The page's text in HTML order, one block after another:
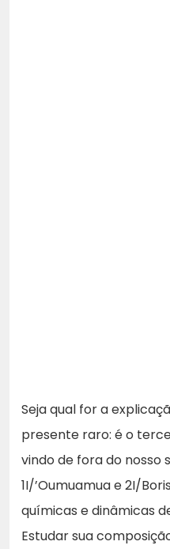
Seja qual for a
presente raro: é o
vindo de fora do nosso
1I/’Oumuamua e 2I/
químicas e dinâmicas
Estudar sua